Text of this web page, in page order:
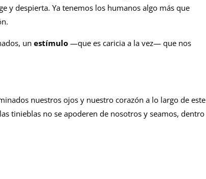
y despierta. Ya tenemos los humanos algo más que
un estímulo—que es caricia a la vez— que nos
nuestros ojos y nuestro corazón a lo largo de este
tinieblas no se apoderen de nosotros y seamos, dentro